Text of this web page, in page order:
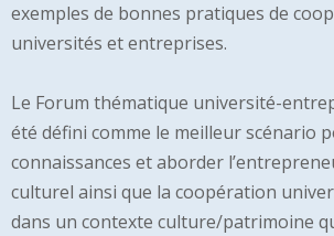
exemples de bonnes pratiques de
universités et entreprises.
Le Forum thématique université-
été défini comme le meilleur scénario
connaissances et aborder
culturel ainsi que la coopération
dans un contexte culture/patrimoine